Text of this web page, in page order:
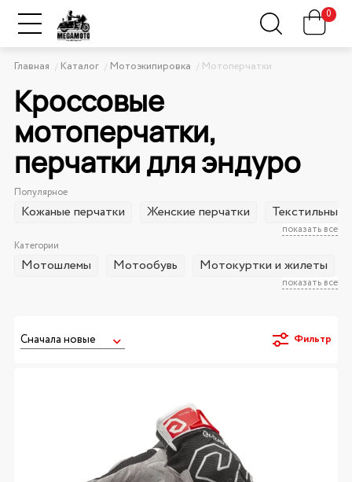
0
Главная Каталог Мотоэкипировка Мотоперчатки
Кроссовые
мотоперчатки,
перчатки для эндуро
Популярное
показать все
Кожаные перчатки Женские перчатки Текстильные
Категории
показать все
Мотошлемы Мотообувь Мотокуртки и жилеты
Фильтр